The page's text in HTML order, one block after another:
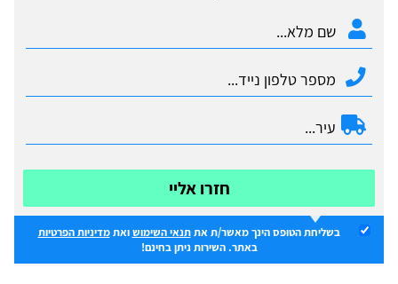
חזרו אליי
בשליחת הטופס הינך מאשר/ת אתתנאי השימושואתמדיניות הפרטיות
באתר. השירות ניתן בחינם!